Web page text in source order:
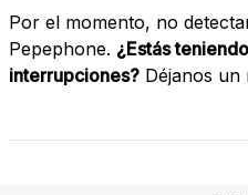
Por el momento, no
Pepephone. ¿Estás
interrupciones? Déjanos un